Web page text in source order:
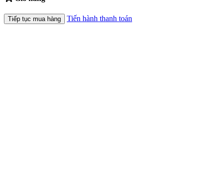
Tiếp tục mua hàng Tiến hành thanh toán